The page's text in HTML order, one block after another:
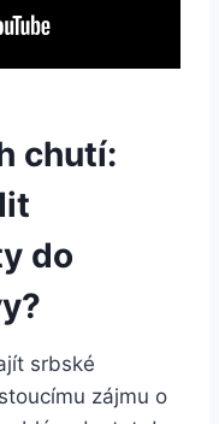
chutí:
do
srbské
zájmu o